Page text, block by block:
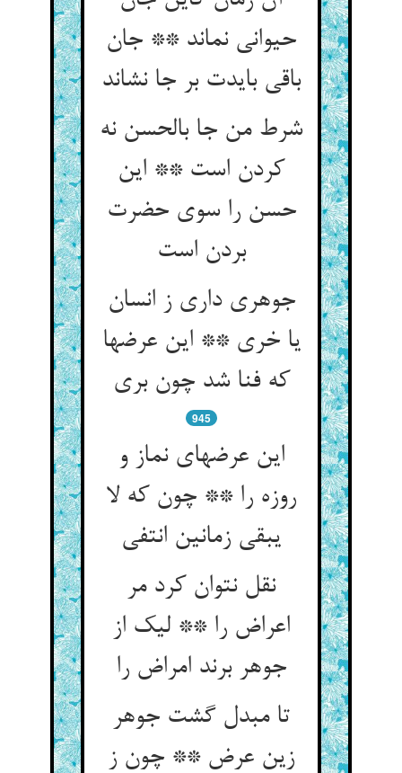
حیوانی نماند ** جان
باقی بایدت بر جا نشاند
شرط من جا بالحسن نه
کردن است ** این
حسن را سوی حضرت
بردن است‏
جوهری داری ز انسان
یا خری ** این عرضها
که فنا شد چون بری‏
945
این عرضهای نماز و
روزه را ** چون که لا
یبقی زمانین انتفی‏
نقل نتوان کرد مر
اعراض را ** لیک از
جوهر برند امراض را
تا مبدل گشت جوهر
زین عرض ** چون ز